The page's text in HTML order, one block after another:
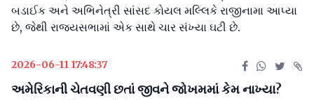
બડાઈક અને અભિનેત્રી સાંસદ કોયલ મલ્લિકે રાજીનામા આપ્યા
છે, જેથી રાજ્યસભામાં એક સાથે ચાર સંખ્યા ઘટી છે.
2026-06-11 17:48:37
અમેરિકાની ચેતવણી છતાં જીવને જોખમમાં કેમ નાખ્યા?